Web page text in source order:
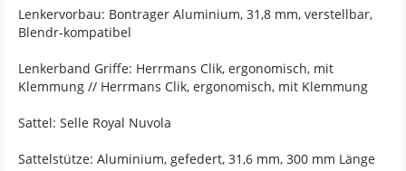
Lenkervorbau: Bontrager Aluminium, 31,8 mm, verstellbar,
Blendr-kompatibel
Lenkerband Griffe: Herrmans Clik, ergonomisch, mit
Klemmung // Herrmans Clik, ergonomisch, mit Klemmung
Sattel: Selle Royal Nuvola
Sattelstütze: Aluminium, gefedert, 31,6 mm, 300 mm Länge